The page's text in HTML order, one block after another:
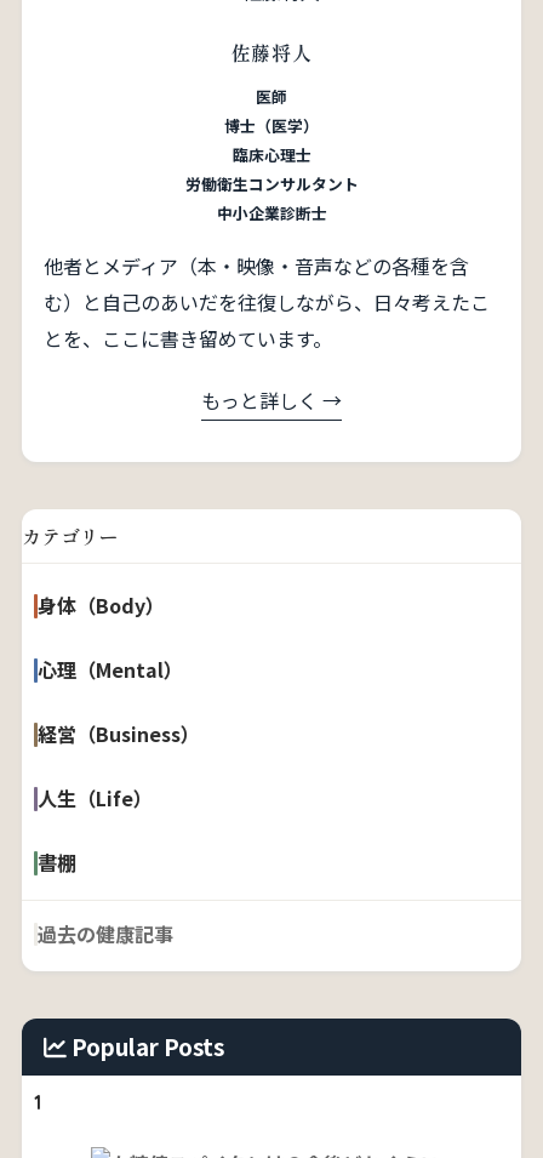
佐藤将人
医師
博士（医学）
臨床心理士
労働衛生コンサルタント
中小企業診断士
他者とメディア（本・映像・音声などの各種を含
む）と自己のあいだを往復しながら、日々考えたこ
とを、ここに書き留めています。
もっと詳しく →
カテゴリー
身体（Body）
心理（Mental）
経営（Business）
人生（Life）
書棚
過去の健康記事
Popular Posts
1